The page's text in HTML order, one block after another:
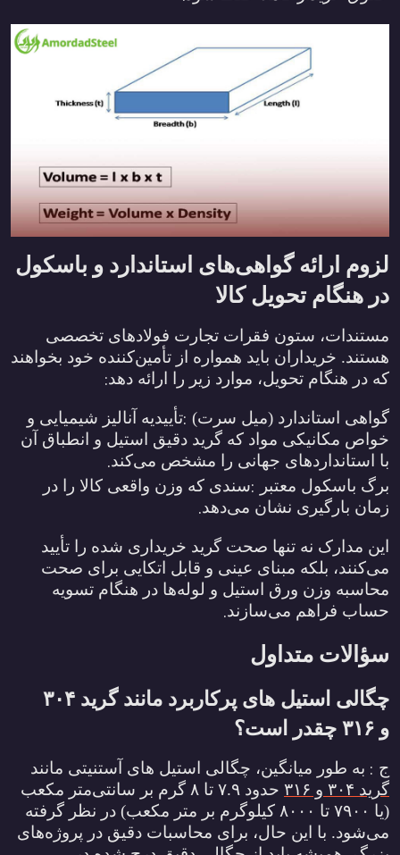
لزوم ارائه گواهی‌های استاندارد و باسکول
در هنگام تحویل کالا
مستندات، ستون فقرات تجارت فولادهای تخصصی
هستند. خریداران باید همواره از تأمین‌کننده خود بخواهند
که در هنگام تحویل، موارد زیر را ارائه دهد:
گواهی استاندارد (میل سرت) :تأییدیه آنالیز شیمیایی و
خواص مکانیکی مواد که گرید دقیق استیل و انطباق آن
با استانداردهای جهانی را مشخص می‌کند.
برگ باسکول معتبر :سندی که وزن واقعی کالا را در
زمان بارگیری نشان می‌دهد.
این مدارک نه تنها صحت گرید خریداری شده را تأیید
می‌کنند، بلکه مبنای عینی و قابل اتکایی برای صحت
محاسبه وزن ورق استیل و لوله‌ها در هنگام تسویه
حساب فراهم می‌سازند.
سؤالات متداول
چگالی استیل ‌های پرکاربرد مانند گرید ۳۰۴
و ۳۱۶ چقدر است؟
ج : به طور میانگین، چگالی استیل‌ های آستنیتی مانند
گرید ۳۰۴ و ۳۱۶ حدود ۷.۹ تا ۸ گرم بر سانتی‌متر مکعب
(یا ۷۹۰۰ تا ۸۰۰۰ کیلوگرم بر متر مکعب) در نظر گرفته
می‌شود. با این حال، برای محاسبات دقیق در پروژه‌های